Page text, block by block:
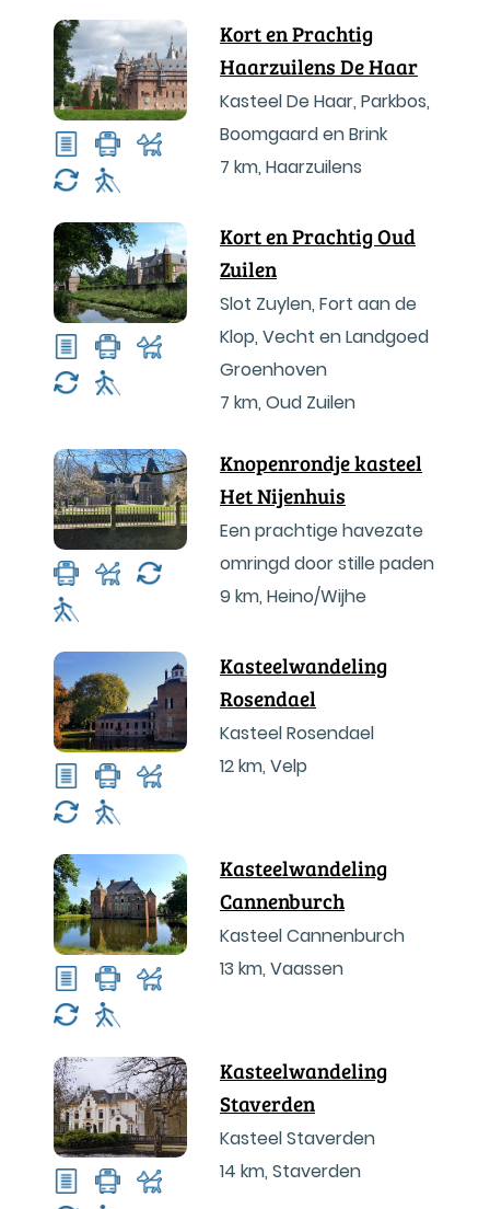
Kort en Prachtig
Haarzuilens De Haar
Kasteel De Haar, Parkbos,
Boomgaard en Brink
7 km, Haarzuilens
Kort en Prachtig Oud
Zuilen
Slot Zuylen, Fort aan de
Klop, Vecht en Landgoed
Groenhoven
7 km, Oud Zuilen
Knopenrondje kasteel
Het Nijenhuis
Een prachtige havezate
omringd door stille paden
9 km, Heino/Wijhe
Kasteelwandeling
Rosendael
Kasteel Rosendael
12 km, Velp
Kasteelwandeling
Cannenburch
Kasteel Cannenburch
13 km, Vaassen
Kasteelwandeling
Staverden
Kasteel Staverden
14 km, Staverden